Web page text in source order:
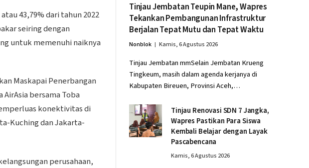
43,79% dari tahun 2022
seiring dengan
untuk memenuhi naiknya
Maskapai Penerbangan
bersama Toba
konektivitas di
Kuching dan Jakarta-
perusahaan,
Tinjau Jembatan Teupin Mane, Wapres
Tekankan Pembangunan Infrastruktur
Berjalan Tepat Mutu dan Tepat Waktu
Nonblok Kamis, 6 Agustus 2026
Tinjau Jembatan mmSelain Jembatan Krueng
Tingkeum, masih dalam agenda kerjanya di
Kabupaten Bireuen, Provinsi Aceh,…
Tinjau Renovasi SDN 7 Jangka,
Wapres Pastikan Para Siswa
Kembali Belajar dengan Layak
Pascabencana
Kamis, 6 Agustus 2026